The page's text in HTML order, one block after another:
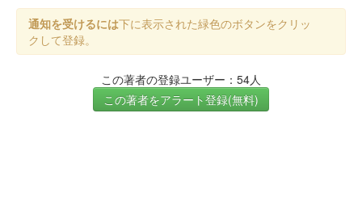
通知を受けるには下に表示された緑色のボタンをクリッ
クして登録。
この著者の登録ユーザー：54人
この著者をアラート登録(無料)